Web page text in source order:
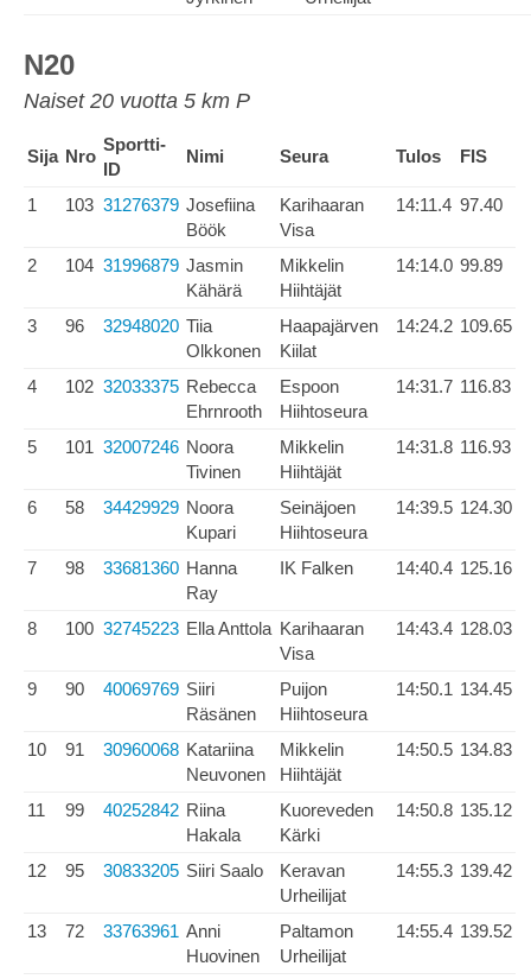
N20
Naiset 20 vuotta 5 km P
Sija Nro
Sportti-
ID
Nimi Seura Tulos FIS
1 103 31276379 Josefiina
Böök
Karihaaran
Visa
14:11.4 97.40
2 104 31996879 Jasmin
Kähärä
Mikkelin
Hiihtäjät
14:14.0 99.89
3 96 32948020 Tiia
Olkkonen
Haapajärven
Kiilat
14:24.2 109.65
4 102 32033375 Rebecca
Ehrnrooth
Espoon
Hiihtoseura
14:31.7 116.83
5 101 32007246 Noora
Tivinen
Mikkelin
Hiihtäjät
14:31.8 116.93
6 58 34429929 Noora
Kupari
Seinäjoen
Hiihtoseura
14:39.5 124.30
7 98 33681360 Hanna
Ray
IK Falken 14:40.4 125.16
8 100 32745223 Ella Anttola Karihaaran
Visa
14:43.4 128.03
9 90 40069769 Siiri
Räsänen
Puijon
Hiihtoseura
14:50.1 134.45
10 91 30960068 Katariina
Neuvonen
Mikkelin
Hiihtäjät
14:50.5 134.83
11 99 40252842 Riina
Hakala
Kuoreveden
Kärki
14:50.8 135.12
12 95 30833205 Siiri Saalo
Keravan
Urheilijat
14:55.3 139.42
13 72 33763961 Anni
Huovinen
Paltamon
Urheilijat
14:55.4 139.52